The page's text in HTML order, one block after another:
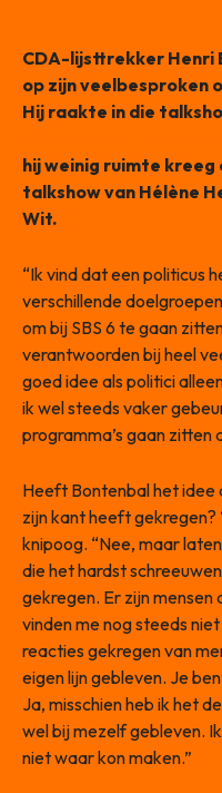
CDA-lijsttrekker
op zijn veelbesproken
Hij raakte in die
hij weinig ruimte kreeg
talkshow van Hélène
Wit.
“Ik vind dat een politicus
verschillende
om bij SBS 6 te gaan
verantwoorden bij heel
goed idee als politici
ik wel steeds vaker
programma’s gaan zitten
Heeft Bontenbal het idee
zijn kant heeft gekregen?
knipoog. “Nee, maar
die het hardst
gekregen. Er zijn mensen
vinden me nog steeds
reacties gekregen van
eigen lijn gebleven. Je
Ja, misschien heb ik het
wel bij mezelf gebleven.
niet waar kon maken.”